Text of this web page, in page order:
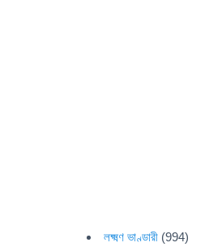
লক্ষ্মণ ভাণ্ডারী (994)